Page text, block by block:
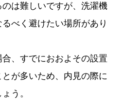
は難しいですが、洗濯機
べく避けたい場所があり
、すでにおおよその設置
が多いため、内見の際に
う。